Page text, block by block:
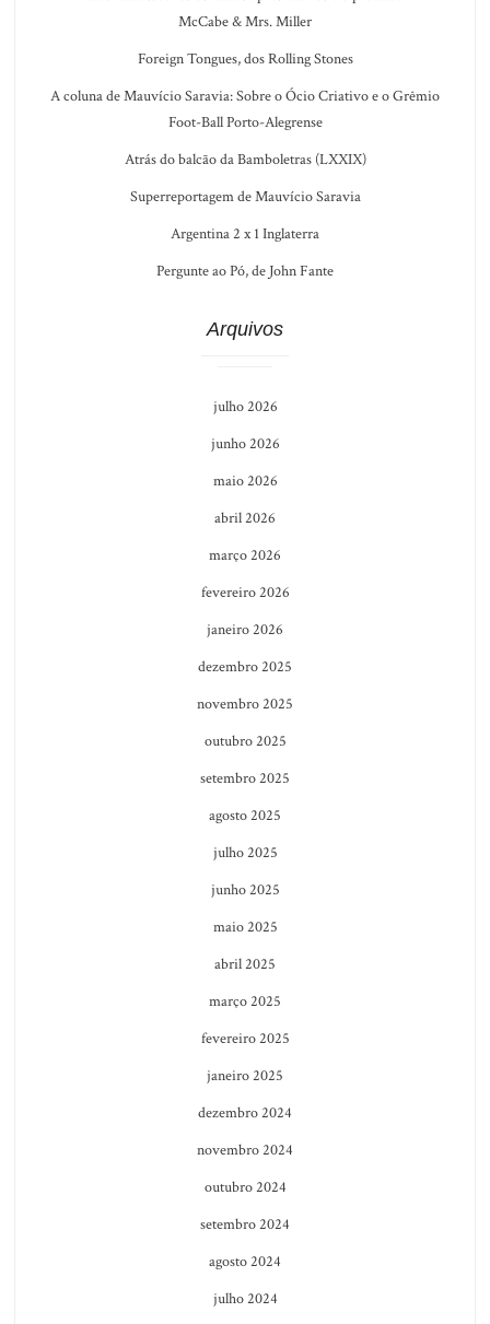
McCabe & Mrs. Miller
Foreign Tongues, dos Rolling Stones
A coluna de Mauvício Saravia: Sobre o Ócio Criativo e o Grêmio
Foot-Ball Porto-Alegrense
Atrás do balcão da Bamboletras (LXXIX)
Superreportagem de Mauvício Saravia
Argentina 2 x 1 Inglaterra
Pergunte ao Pó, de John Fante
Arquivos
julho 2026
junho 2026
maio 2026
abril 2026
março 2026
fevereiro 2026
janeiro 2026
dezembro 2025
novembro 2025
outubro 2025
setembro 2025
agosto 2025
julho 2025
junho 2025
maio 2025
abril 2025
março 2025
fevereiro 2025
janeiro 2025
dezembro 2024
novembro 2024
outubro 2024
setembro 2024
agosto 2024
julho 2024